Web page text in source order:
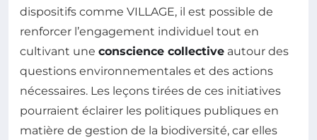
dispositifs comme VILLAGE, il est possible de
renforcer l’engagement individuel tout en
cultivant une conscience collective autour des
questions environnementales et des actions
nécessaires. Les leçons tirées de ces initiatives
pourraient éclairer les politiques publiques en
matière de gestion de la biodiversité, car elles